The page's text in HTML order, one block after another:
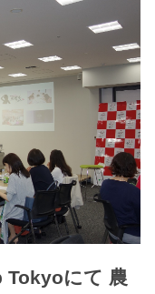
にて 農